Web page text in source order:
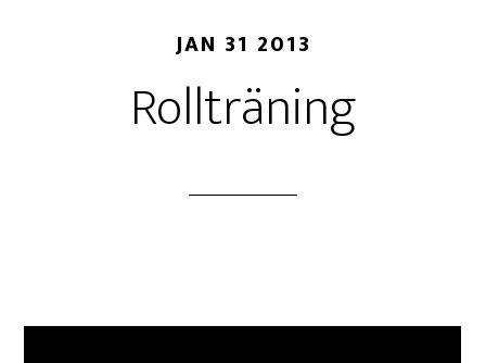
JAN 31 2013
Rollträning